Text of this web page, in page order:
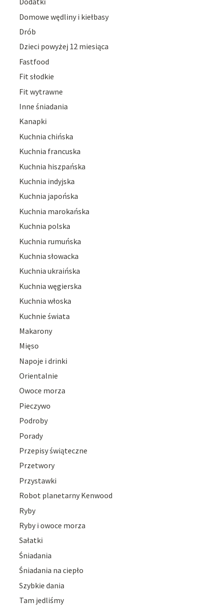
Domowe wędliny i kiełbasy
Drób
Dzieci powyżej 12 miesiąca
Fastfood
Fit słodkie
Fit wytrawne
Inne śniadania
Kanapki
Kuchnia chińska
Kuchnia francuska
Kuchnia hiszpańska
Kuchnia indyjska
Kuchnia japońska
Kuchnia marokańska
Kuchnia polska
Kuchnia rumuńska
Kuchnia słowacka
Kuchnia ukraińska
Kuchnia węgierska
Kuchnia włoska
Kuchnie świata
Makarony
Mięso
Napoje i drinki
Orientalnie
Owoce morza
Pieczywo
Podroby
Porady
Przepisy świąteczne
Przetwory
Przystawki
Robot planetarny Kenwood
Ryby
Ryby i owoce morza
Sałatki
Śniadania
Śniadania na ciepło
Szybkie dania
Tam jedliśmy